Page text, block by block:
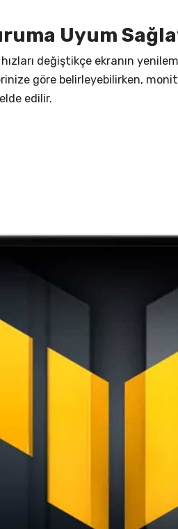
Uyum
değiştikçe ekranın
göre belirleyebilirken,
edilir.